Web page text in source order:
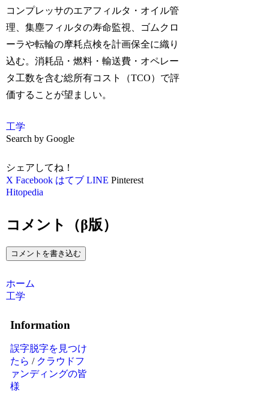
コンプレッサのエアフィルタ・オイル管
理、集塵フィルタの寿命監視、ゴムクロ
ーラや転輪の摩耗点検を計画保全に織り
込む。消耗品・燃料・輸送費・オペレー
タ工数を含む総所有コスト（TCO）で評
価することが望ましい。
工学
Search by Google
シェアしてね！
X Facebook はてブ LINE Pinterest
Hitopedia
コメント（β版）
コメントを書き込む
ホーム
工学
Information
誤字脱字を見つけ
たら / クラウドフ
ァンディングの皆
様